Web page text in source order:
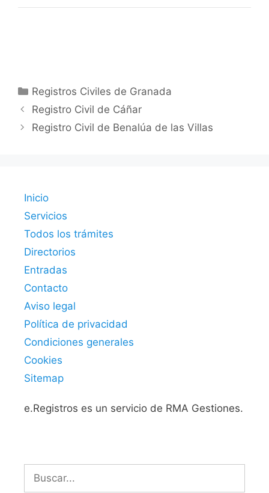
Categorías
Registros Civiles de Granada
Registro Civil de Cáñar
Registro Civil de Benalúa de las Villas
Inicio
Servicios
Todos los trámites
Directorios
Entradas
Contacto
Aviso legal
Política de privacidad
Condiciones generales
Cookies
Sitemap
e.Registros es un servicio de RMA Gestiones.
Buscar: